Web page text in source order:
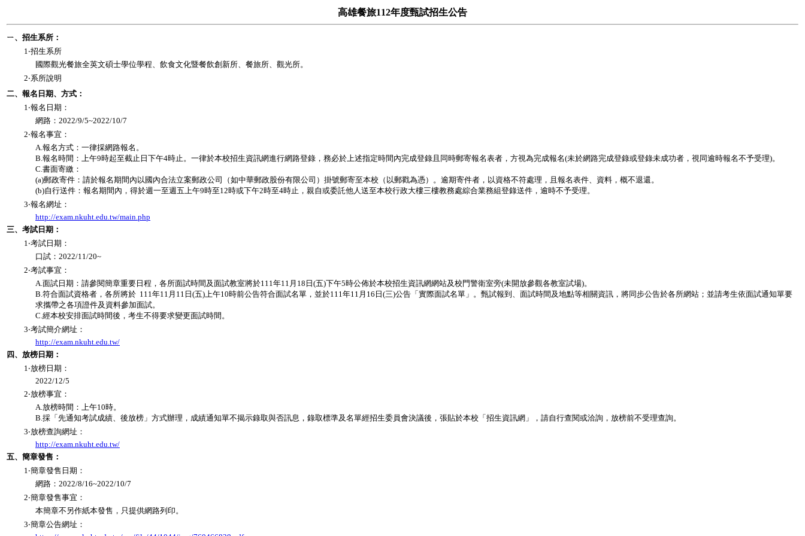
高雄餐旅112年度甄試招生公告
ㄧ、招生系所：
1‧招生系所
國際觀光餐旅全英文碩士學位學程、飲食文化暨餐飲創新所、餐旅所、觀光所。
2‧系所說明
二、報名日期、方式：
1‧報名日期：
網路：2022/9/5~2022/10/7
2‧報名事宜：
A.報名方式：一律採網路報名。
B.報名時間：上午9時起至截止日下午4時止。一律於本校招生資訊網進行網路登錄，務必於上述指定時間內完成登錄且同時郵寄報名表者，方視為完成報名(未於網路完成登錄或登錄未成功者，視同逾時報名不予受理)。
C.書面寄繳：
(a)郵政寄件：請於報名期間內以國內合法立案郵政公司（如中華郵政股份有限公司）掛號郵寄至本校（以郵戳為憑）。逾期寄件者，以資格不符處理，且報名表件、資料，概不退還。
(b)自行送件：報名期間內，得於週一至週五上午9時至12時或下午2時至4時止，親自或委託他人送至本校行政大樓三樓教務處綜合業務組登錄送件，逾時不予受理。
3‧報名網址：
http://exam.nkuht.edu.tw/main.php
三、考試日期：
1‧考試日期：
口試：2022/11/20~
2‧考試事宜：
A.面試日期：請參閱簡章重要日程，各所面試時間及面試教室將於111年11月18日(五)下午5時公佈於本校招生資訊網網站及校門警衛室旁(未開放參觀各教室試場)。
B.符合面試資格者，各所將於 111年11月11日(五)上午10時前公告符合面試名單，並於111年11月16日(三)公告「實際面試名單」。甄試報到、面試時間及地點等相關資訊，將同步公告於各所網站；並請考生依面試通知單要
求攜帶之各項證件及資料參加面試。
C.經本校安排面試時間後，考生不得要求變更面試時間。
3‧考試簡介網址：
http://exam.nkuht.edu.tw/
四、放榜日期：
1‧放榜日期：
2022/12/5
2‧放榜事宜：
A.放榜時間：上午10時。
B.採「先通知考試成績、後放榜」方式辦理，成績通知單不揭示錄取與否訊息，錄取標準及名單經招生委員會決議後，張貼於本校「招生資訊網」，請自行查閱或洽詢，放榜前不受理查詢。
3‧放榜查詢網址：
http://exam.nkuht.edu.tw/
五、簡章發售：
1‧簡章發售日期：
網路：2022/8/16~2022/10/7
2‧簡章發售事宜：
本簡章不另作紙本發售，只提供網路列印。
3‧簡章公告網址：